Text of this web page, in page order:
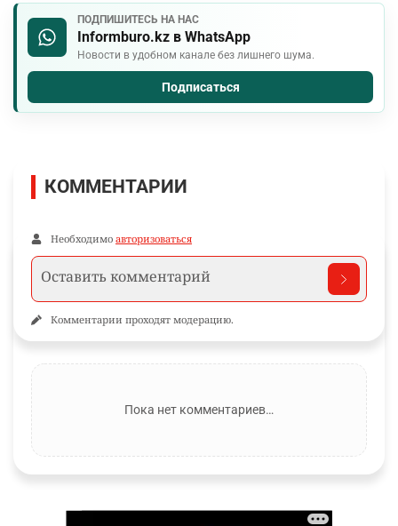
ПОДПИШИТЕСЬ НА НАС
Informburo.kz в WhatsApp
Новости в удобном канале без лишнего шума.
Подписаться
КОММЕНТАРИИ
Необходимо авторизоваться
Комментарии проходят модерацию.
Пока нет комментариев…